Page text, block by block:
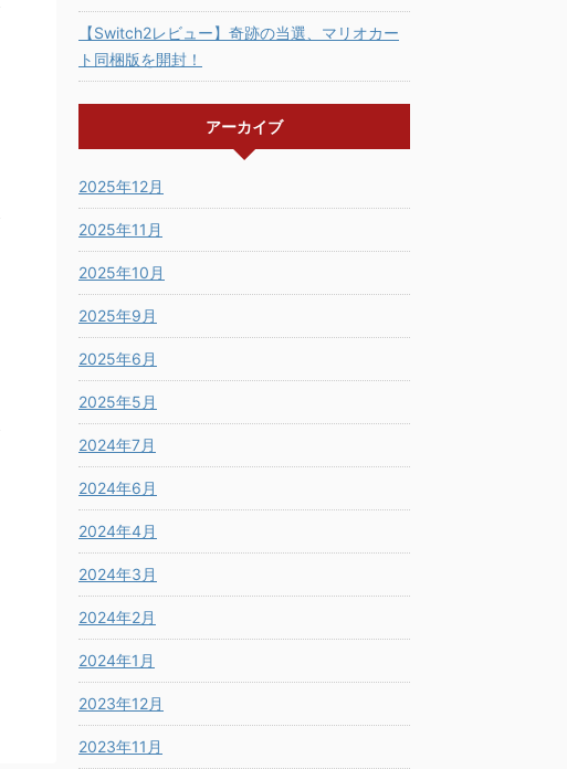
【Switch2レビュー】奇跡の当選、マリオカー
ト同梱版を開封！
アーカイブ
2025年12月
2025年11月
2025年10月
2025年9月
2025年6月
2025年5月
2024年7月
2024年6月
2024年4月
2024年3月
2024年2月
2024年1月
2023年12月
2023年11月